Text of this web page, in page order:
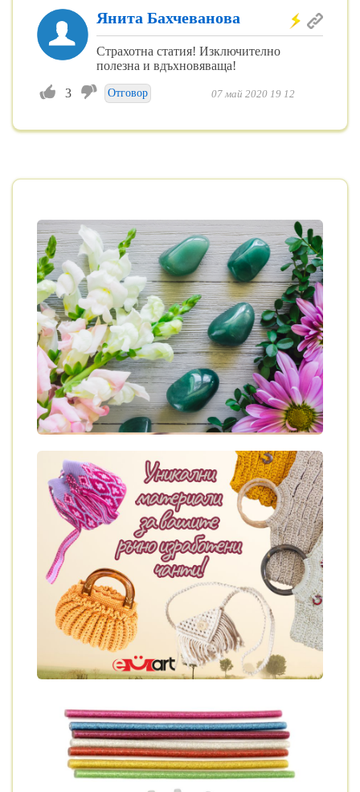
Янита Бахчеванова
Страхотна статия! Изключително
полезна и вдъхновяваща!
3
Отговор 07 май 2020 19 12